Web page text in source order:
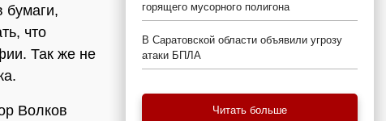
бумаги,
что
Так же не
Волков
горящего мусорного полигона
В Саратовской области объявили угрозу
атаки БПЛА
Читать больше